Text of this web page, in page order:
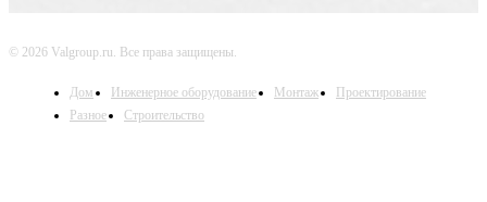
© 2026 Valgroup.ru. Все права защищены.
Дом Инженерное оборудование Монтаж
Проектирование
Разное
Строительство